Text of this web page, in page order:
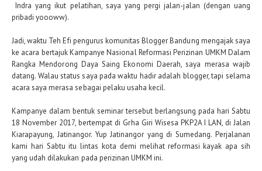
Indra yang ikut pelatihan, saya yang pergi jalan-jalan (dengan uang
pribadi yoooww).
Jadi, waktu Teh Efi pengurus komunitas Blogger Bandung mengajak saya
ke acara bertajuk Kampanye Nasional Reformasi Perizinan UMKM Dalam
Rangka Mendorong Daya Saing Ekonomi Daerah, saya merasa wajib
datang. Walau status saya pada waktu hadir adalah blogger, tapi selama
acara saya merasa sebagai pelaku usaha kecil.
Kampanye dalam bentuk seminar tersebut berlangsung pada hari Sabtu
18 November 2017, bertempat di Grha Giri Wisesa PKP2A I LAN, di Jalan
Kiarapayung, Jatinangor. Yup Jatinangor yang di Sumedang. Perjalanan
kami hari Sabtu itu lintas kota demi melihat reformasi kayak apa sih
yang udah dilakukan pada perizinan UMKM ini.